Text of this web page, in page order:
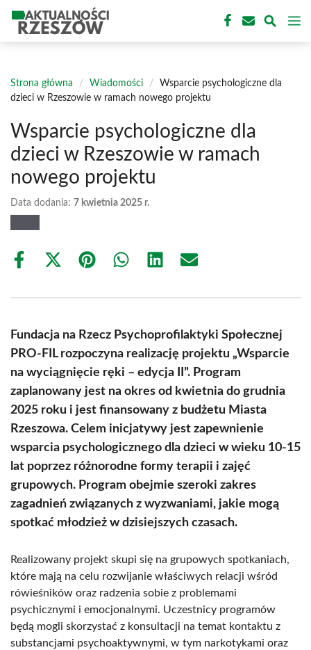
treści
Strona główna / Wiadomości /
Wsparcie psychologiczne dla
dzieci w Rzeszowie w ramach nowego projektu
Wsparcie psychologiczne dla
dzieci w Rzeszowie w ramach
nowego projektu
Data dodania: 7 kwietnia 2025 r.
Share
Share
(Twitter)
Share Share Share Share
Fundacja na Rzecz Psychoprofilaktyki Społecznej
PRO-FIL rozpoczyna realizację projektu „Wsparcie
na wyciągnięcie ręki – edycja II”. Program
zaplanowany jest na okres od kwietnia do grudnia
2025 roku i jest finansowany z budżetu Miasta
Rzeszowa. Celem inicjatywy jest zapewnienie
wsparcia psychologicznego dla dzieci w wieku 10-15
lat poprzez różnorodne formy terapii i zajęć
grupowych. Program obejmie szeroki zakres
zagadnień związanych z wyzwaniami, jakie mogą
spotkać młodzież w dzisiejszych czasach.
Realizowany projekt skupi się na grupowych spotkaniach,
które mają na celu rozwijanie właściwych relacji wśród
rówieśników oraz radzenia sobie z problemami
psychicznymi i emocjonalnymi. Uczestnicy programów
będą mogli skorzystać z konsultacji na temat kontaktu z
substancjami psychoaktywnymi, w tym narkotykami oraz